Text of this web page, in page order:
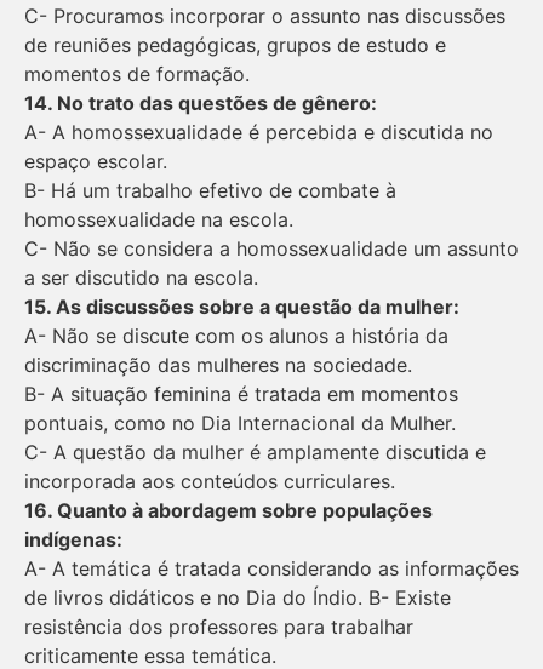
C- Procuramos incorporar o assunto nas discussões
de reuniões pedagógicas, grupos de estudo e
momentos de formação.
14. No trato das questões de gênero:
A- A homossexualidade é percebida e discutida no
espaço escolar.
B- Há um trabalho efetivo de combate à
homossexualidade na escola.
C- Não se considera a homossexualidade um assunto
a ser discutido na escola.
15. As discussões sobre a questão da mulher:
A- Não se discute com os alunos a história da
discriminação das mulheres na sociedade.
B- A situação feminina é tratada em momentos
pontuais, como no Dia Internacional da Mulher.
C- A questão da mulher é amplamente discutida e
incorporada aos conteúdos curriculares.
16. Quanto à abordagem sobre populações
indígenas:
A- A temática é tratada considerando as informações
de livros didáticos e no Dia do Índio. B- Existe
resistência dos professores para trabalhar
criticamente essa temática.